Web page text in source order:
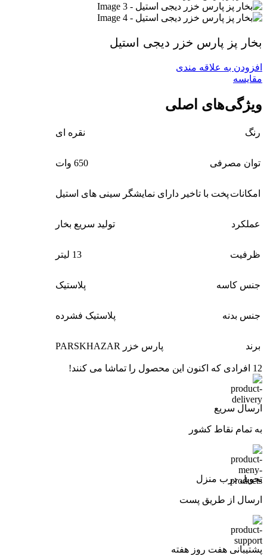
بخار پز پارس خزر دیجی استیل
افزودن به علاقه مندی
مقايسه
ویژگی‌های اصلی
رنگ نقره ای
توان مصرفی 650 وات
امکانات پخت با تاخیر دارای نمایشگر سینی های استیل
عملکرد تولید سریع بخار
ظرفیت 13 لیتر
جنس کاسه پلاستیک
جنس بدنه پلاستیک فشرده
برند پارس خزر PARSKHAZAR
12 افرادی که اکنون این محصول را تماشا می کنند!
ارسال سریع
به تمام نقاط کشور
تحویل درب منزل
ارسال از طریق پست
پشتیبانی هفت روز هفته